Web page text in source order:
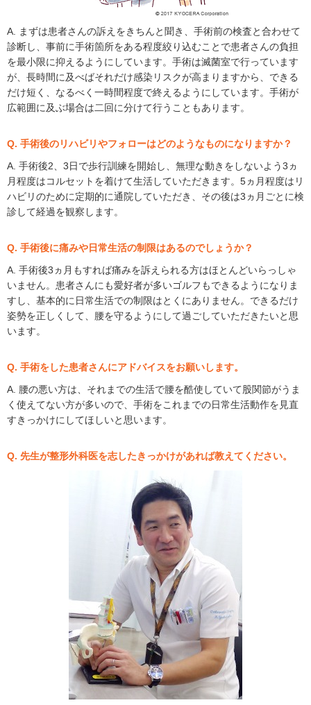
A. まずは患者さんの訴えをきちんと聞き、手術前の検査と合わせて
診断し、事前に手術箇所をある程度絞り込むことで患者さんの負担
を最小限に抑えるようにしています。手術は滅菌室で行っています
が、長時間に及べばそれだけ感染リスクが高まりますから、できる
だけ短く、なるべく一時間程度で終えるようにしています。手術が
広範囲に及ぶ場合は二回に分けて行うこともあります。
Q. 手術後のリハビリやフォローはどのようなものになりますか？
A. 手術後2、3日で歩行訓練を開始し、無理な動きをしないよう3ヵ
月程度はコルセットを着けて生活していただきます。5ヵ月程度はリ
ハビリのために定期的に通院していただき、その後は3ヵ月ごとに検
診して経過を観察します。
Q. 手術後に痛みや日常生活の制限はあるのでしょうか？
A. 手術後3ヵ月もすれば痛みを訴えられる方はほとんどいらっしゃ
いません。患者さんにも愛好者が多いゴルフもできるようになりま
すし、基本的に日常生活での制限はとくにありません。できるだけ
姿勢を正しくして、腰を守るようにして過ごしていただきたいと思
います。
Q. 手術をした患者さんにアドバイスをお願いします。
A. 腰の悪い方は、それまでの生活で腰を酷使していて股関節がうま
く使えてない方が多いので、手術をこれまでの日常生活動作を見直
すきっかけにしてほしいと思います。
Q. 先生が整形外科医を志したきっかけがあれば教えてください。